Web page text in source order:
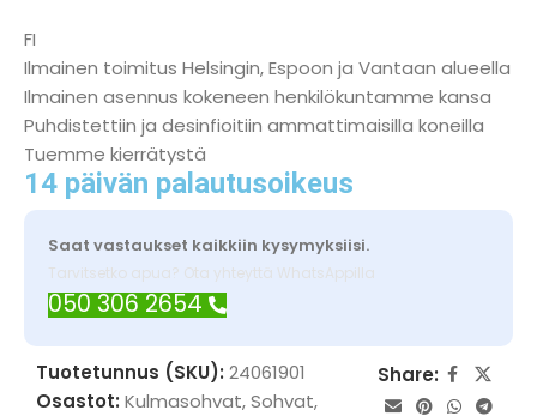
FI
Ilmainen toimitus Helsingin, Espoon ja Vantaan alueella
Ilmainen asennus kokeneen henkilökuntamme kansa
Puhdistettiin ja desinfioitiin ammattimaisilla koneilla
Tuemme kierrätystä
14 päivän palautusoikeus
Saat vastaukset kaikkiin kysymyksiisi.
Tarvitsetko apua? Ota yhteyttä WhatsAppilla
050 306 2654
Tuotetunnus (SKU): 24061901
Osastot: Kulmasohvat,Sohvat,
Share: